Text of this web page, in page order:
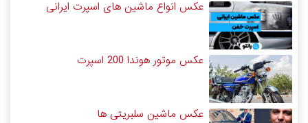
عکس انواع ماشین های اسپرت ایرانی
عکس موتور هوندا 200 اسپرت
عکس ماشین سلبریتی ها